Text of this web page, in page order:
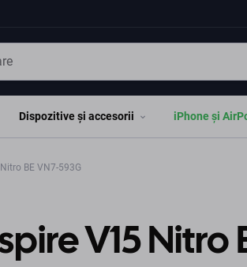
Dispozitive și accesorii iPhone și
BE VN7-593G
V15 Nitro